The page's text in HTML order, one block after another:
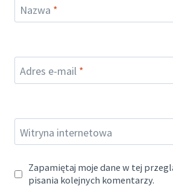
Nazwa *
Adres e-mail *
Witryna internetowa
Zapamiętaj moje dane w tej
pisania kolejnych komentarzy.